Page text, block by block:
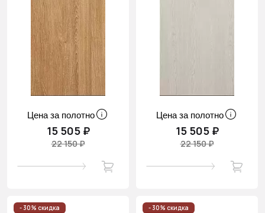
Цена за полотно
15 505 ₽
22 150 ₽
Цена за полотно
15 505 ₽
22 150 ₽
- 30% скидка - 30% скидка